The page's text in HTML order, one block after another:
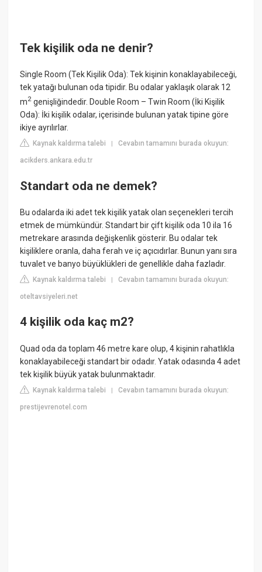
Tek kişilik oda ne denir?
Single Room (Tek Kişilik Oda): Tek kişinin konaklayabileceği,
tek yatağı bulunan oda tipidir. Bu odalar yaklaşık olarak 12
m2 genişliğindedir. Double Room – Twin Room (İki Kişilik
Oda): İki kişilik odalar, içerisinde bulunan yatak tipine göre
ikiye ayrılırlar.
Kaynak kaldırma talebi |Cevabın tamamını burada okuyun:
acikders.ankara.edu.tr
Standart oda ne demek?
Bu odalarda iki adet tek kişilik yatak olan seçenekleri tercih
etmek de mümkündür. Standart bir çift kişilik oda 10 ila 16
metrekare arasında değişkenlik gösterir. Bu odalar tek
kişiliklere oranla, daha ferah ve iç açıcıdırlar. Bunun yanı sıra
tuvalet ve banyo büyüklükleri de genellikle daha fazladır.
Kaynak kaldırma talebi |Cevabın tamamını burada okuyun:
oteltavsiyeleri.net
4 kişilik oda kaç m2?
Quad oda da toplam 46 metre kare olup, 4 kişinin rahatlıkla
konaklayabileceği standart bir odadır. Yatak odasında 4 adet
tek kişilik büyük yatak bulunmaktadır.
Kaynak kaldırma talebi |Cevabın tamamını burada okuyun:
prestijevrenotel.com